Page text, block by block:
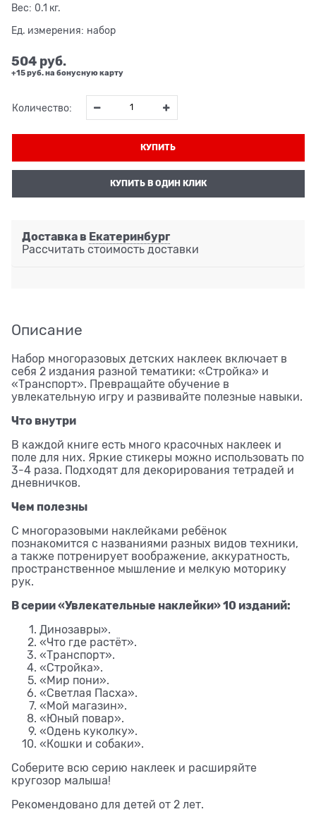
Вес: 0.1 кг.
Ед. измерения: набор
504 руб.
+15 руб. на бонусную карту
Количество:
КУПИТЬ
КУПИТЬ В ОДИН КЛИК
Доставка в Екатеринбург
Рассчитать стоимость доставки
Описание
Набор многоразовых детских наклеек включает в
себя 2 издания разной тематики: «Стройка» и
«Транспорт». Превращайте обучение в
увлекательную игру и развивайте полезные навыки.
Что внутри
В каждой книге есть много красочных наклеек и
поле для них. Яркие стикеры можно использовать по
3-4 раза. Подходят для декорирования тетрадей и
дневничков.
Чем полезны
С многоразовыми наклейками ребёнок
познакомится с названиями разных видов техники,
а также потренирует воображение, аккуратность,
пространственное мышление и мелкую моторику
рук.
В серии «Увлекательные наклейки» 10 изданий:
Динозавры».
«Что где растёт».
«Транспорт».
«Стройка».
«Мир пони».
«Светлая Пасха».
«Мой магазин».
«Юный повар».
«Одень куколку».
«Кошки и собаки».
Соберите всю серию наклеек и расширяйте
кругозор малыша!
Рекомендовано для детей от 2 лет.